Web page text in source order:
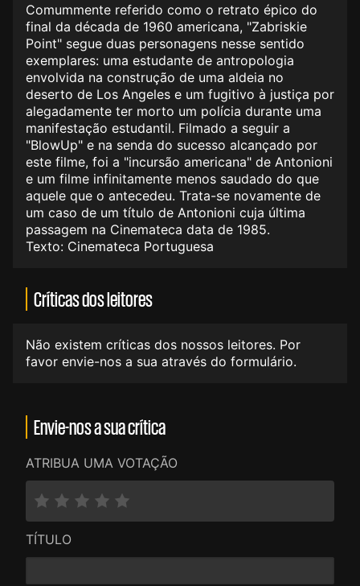
Comummente referido como o retrato épico do
final da década de 1960 americana, "Zabriskie
Point" segue duas personagens nesse sentido
exemplares: uma estudante de antropologia
envolvida na construção de uma aldeia no
deserto de Los Angeles e um fugitivo à justiça por
alegadamente ter morto um polícia durante uma
manifestação estudantil. Filmado a seguir a
"BlowUp" e na senda do sucesso alcançado por
este filme, foi a "incursão americana" de Antonioni
e um filme infinitamente menos saudado do que
aquele que o antecedeu. Trata-se novamente de
um caso de um título de Antonioni cuja última
passagem na Cinemateca data de 1985.
Texto: Cinemateca Portuguesa
Críticas dos leitores
Não existem críticas dos nossos leitores. Por
favor envie-nos a sua através do formulário.
Envie-nos a sua crítica
ATRIBUA UMA VOTAÇÃO
TÍTULO